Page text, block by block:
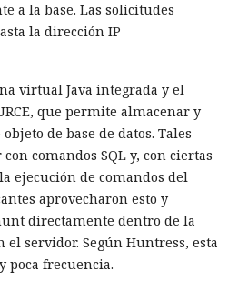
a la base. Las solicitudes
la dirección IP
virtual Java integrada y el
que permite almacenar y
de base de datos. Tales
comandos SQL y, con ciertas
ejecución de comandos del
aprovecharon esto y
directamente dentro de la
servidor. Según Huntress, esta
poca frecuencia.